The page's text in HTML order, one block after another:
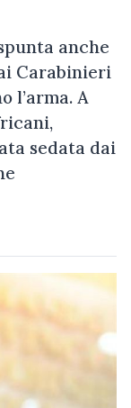
anche
Carabinieri
l’arma. A
sedata dai